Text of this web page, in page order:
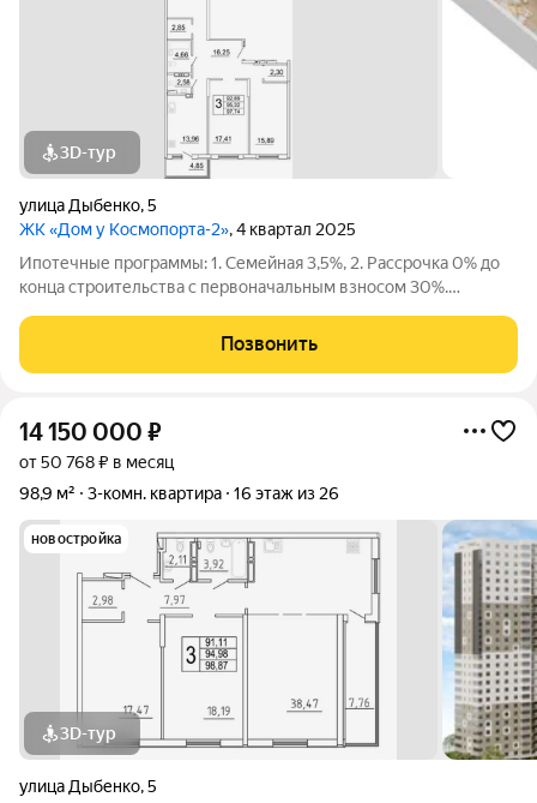
3D-тур
улица Дыбенко,5
ЖК «Дом у Космопорта-2», 4 квартал 2025
Ипотечные программы: 1. Семейная 3,5%, 2. Рассрочка 0% до
конца строительства с первоначальным взносом 30%.
комплексе «Дом у Космопорта 2» ;. ЖК «Дом у Космопорта 2»
располагается в
Позвонить
14 150 000 ₽
от 50 768 ₽ в месяц
98,9 м²
3-комн. квартира 16 этаж из 26
новостройка
3D-тур
улица Дыбенко,5